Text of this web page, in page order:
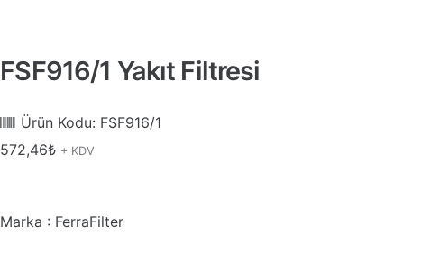
FSF916/1 Yakıt Filtresi
Ürün Kodu: FSF916/1
572,46₺ + KDV
Marka : FerraFilter